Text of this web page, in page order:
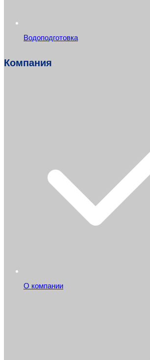
Водоподготовка
Компания
О компании